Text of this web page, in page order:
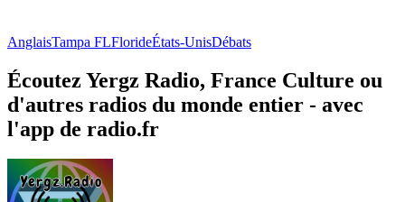
AnglaisTampa FLFlorideÉtats-UnisDébats
Écoutez Yergz Radio, France Culture ou
d'autres radios du monde entier - avec
l'app de radio.fr